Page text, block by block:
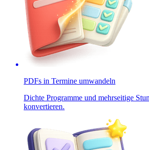
PDFs in Termine umwandeln
Dichte Programme und mehrseitige
konvertieren.